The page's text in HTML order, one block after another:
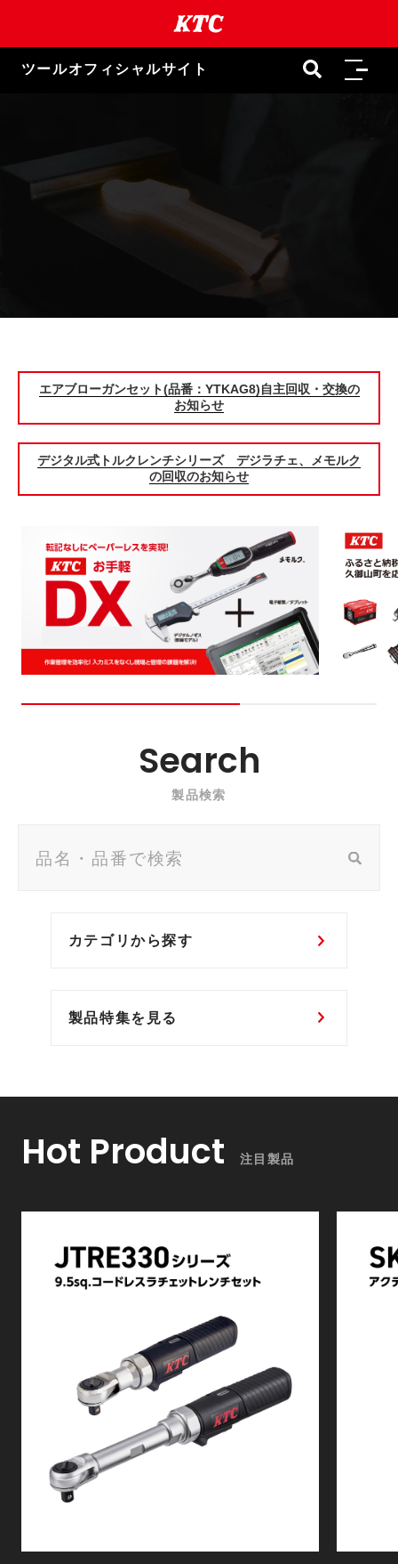
ツールオフィシャルサイト
エアブローガンセット(品番：YTKAG8)自主回収・交換の
お知らせ
デジタル式トルクレンチシリーズ デジラチェ、メモルク
の回収のお知らせ
Search
製品検索
カテゴリから探す
製品特集を見る
Hot Product 注目製品